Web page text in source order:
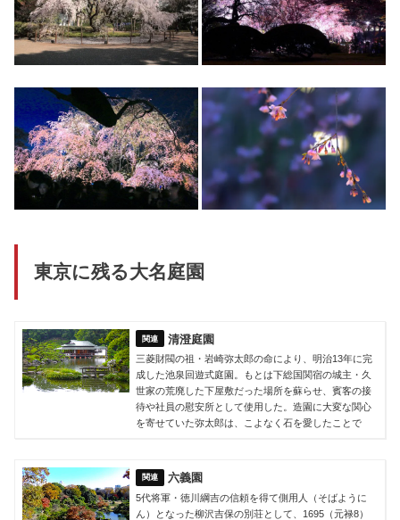
東京に残る大名庭園
清澄庭園
三菱財閥の祖・岩崎弥太郎の命により、明治13年に完
成した池泉回遊式庭園。もとは下総国関宿の城主・久
世家の荒廃した下屋敷だった場所を蘇らせ、賓客の接
待や社員の慰安所として使用した。造園に大変な関心
を寄せていた弥太郎は、こよなく石を愛したことで
六義園
5代将軍・徳川綱吉の信頼を得て側用人（そばように
ん）となった柳沢吉保の別荘として、1695（元禄8）